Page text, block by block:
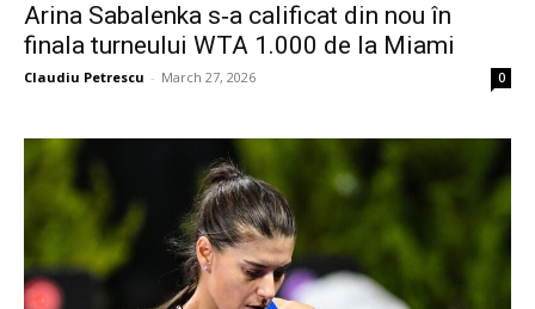
Arina Sabalenka s‑a calificat din nou în
finala turneului WTA 1.000 de la Miami
Claudiu Petrescu - March 27, 2026 0